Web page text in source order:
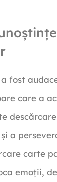
fost
care a
a
carte
emoții,